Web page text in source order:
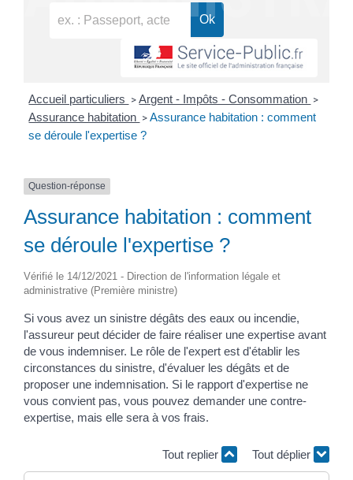
Accueil particuliers > Argent - Impôts - Consommation >
Assurance habitation > Assurance habitation : comment
se déroule l'expertise ?
Question-réponse
Assurance habitation : comment
se déroule l'expertise ?
Vérifié le 14/12/2021 - Direction de l'information légale et
administrative (Première ministre)
Si vous avez un sinistre dégâts des eaux ou incendie,
l'assureur peut décider de faire réaliser une expertise avant
de vous indemniser. Le rôle de l'expert est d'établir les
circonstances du sinistre, d'évaluer les dégâts et de
proposer une indemnisation. Si le rapport d'expertise ne
vous convient pas, vous pouvez demander une contre-
expertise, mais elle sera à vos frais.
Tout replier Tout déplier